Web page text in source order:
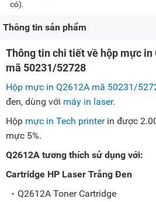
có).
Thông tin sản phẩm
Thông tin chi tiết về hộp mực in
mã 50231/52728
Hộp mực in Q2612A mã 50231/
đen, dùng với máy in laser.
Hộp mực in Tech printerin được
mực 5%.
Q2612A tương thích sử dụng với:
Cartridge HP Laser Trắng Đen
Q2612A Toner Cartridge